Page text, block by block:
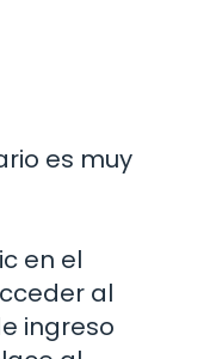
es muy
en el
al
ingreso